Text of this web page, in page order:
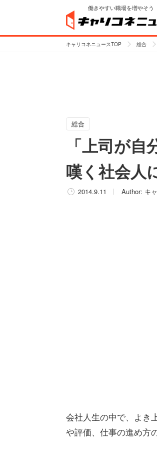
働きやすい職場を増やそう
キャリコネニュースTOP 総合
総合
「上司が
嘆く社会人
2014.9.11 Author: キ
会社人生の中で、よき
や評価、仕事の進め方